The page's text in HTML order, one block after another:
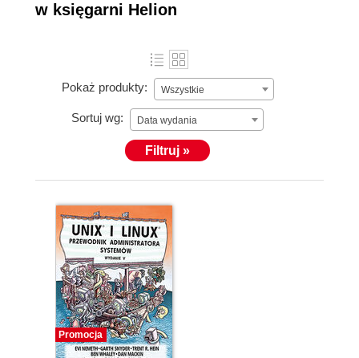
w księgarni Helion
Pokaż produkty: Wszystkie
Sortuj wg: Data wydania
Filtruj »
Promocja